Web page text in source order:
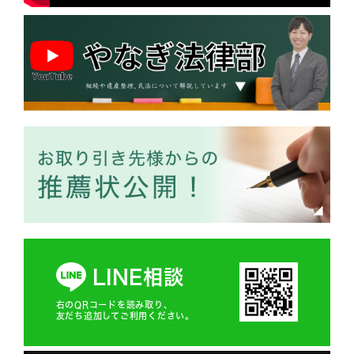
LINE相談
右のQRコードを読み取り、
友だち追加してご利用ください。